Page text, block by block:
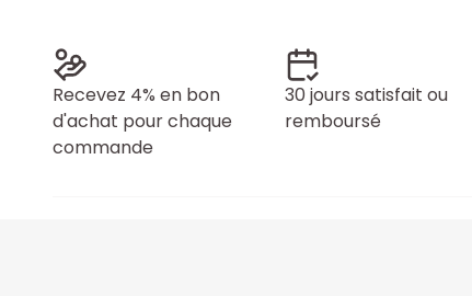
Recevez 4% en bon
d'achat pour chaque
commande
30 jours satisfait ou
remboursé